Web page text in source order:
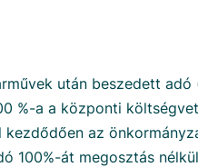
után beszedett adó
%-a a központi
az
100%-át megosztás nélkül